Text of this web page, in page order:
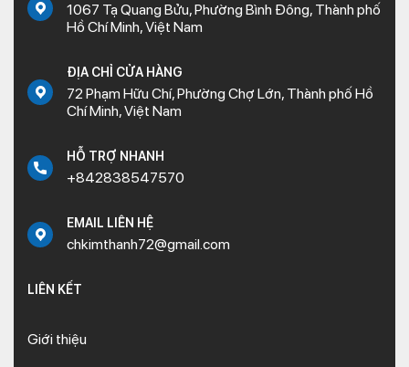
1067 Tạ Quang Bửu, Phường Bình Đông, Thành phố
Hồ Chí Minh, Việt Nam
ĐỊA CHỈ CỬA HÀNG
72 Phạm Hữu Chí, Phường Chợ Lớn, Thành phố Hồ
Chí Minh, Việt Nam
HỖ TRỢ NHANH
+842838547570
EMAIL LIÊN HỆ
chkimthanh72@gmail.com
LIÊN KẾT
Giới thiệu